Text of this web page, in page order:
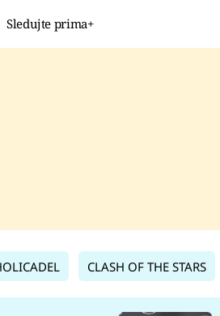
Sledujte prima+
CLASH OF THE STARS